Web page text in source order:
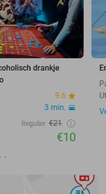
drankje
9.6
3 min.
Regulier €21
€10